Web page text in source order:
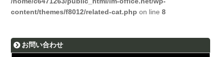
content/themes/f8012/related-cat.php on line8
お問い合わせ